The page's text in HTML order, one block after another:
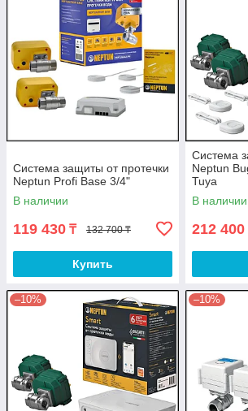
Система защиты от протечки
Neptun Profi Base 3/4"
В наличии
119 430 ₸ 132 700 ₸
Купить
Система
Neptun
Tuya
В наличии
212 400
–10% –10%